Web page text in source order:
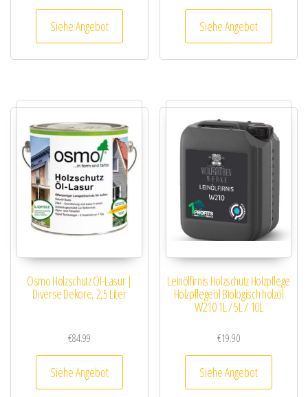
Siehe Angebot Siehe Angebot
Osmo Holzschutz Öl-Lasur |
Diverse Dekore, 2,5 Liter
€84.99
Siehe Angebot
Leinölfirnis Holzschutz Holzpflege
Holzpflegeöl Biologisch holzöl
W210 1L / 5L / 10L
€19.90
Siehe Angebot